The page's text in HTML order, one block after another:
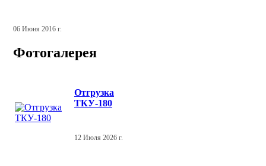
06 Июня 2016 г.
Фотогалерея
Отгрузка
ТКУ-180
12 Июля 2026 г.